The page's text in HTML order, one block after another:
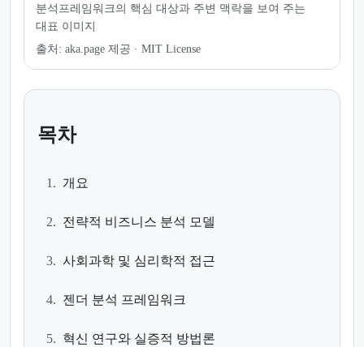
분석프레임워크의 핵심 대상과 주변 맥락을 보여 주는
대표 이미지
출처: aka.page 제공 · MIT License
목차
1. 개요
2. 전략적 비즈니스 분석 모델
3. 사회과학 및 심리학적 접근
4. 젠더 분석 프레임워크
5. 혁신 연구와 실증적 방법론